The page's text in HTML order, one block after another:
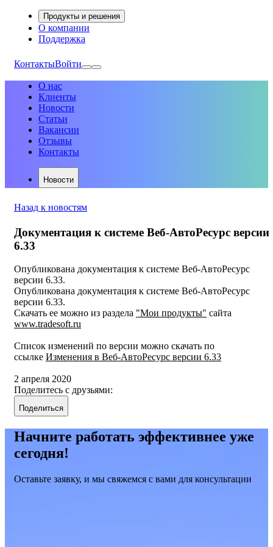
Продукты и решения
О компании
Поддержка
КонтактыВойти
О нас
Клиенты
Новости
Статьи
Вакансии
Отзывы
Контакты
Новости
Назад к новостям
Документация к системе Веб-АвтоРесурс версии
6.33
Опубликована документация к системе Веб-АвтоРесурс
версии 6.33.
Опубликована документация к системе Веб-АвтоРесурс
версии 6.33.
Скачать ее можно из раздела "Мои продукты" сайта
www.tradesoft.ru
Список изменений по версии можно скачать по
ссылке Изменения в Веб-АвтоРесурс версии 6.33
2 апреля 2020
Поделитесь с друзьями:
Поделиться
Начните работать эффективнее уже
сегодня!
Оставьте заявку, и мы свяжемся с вами для консультации